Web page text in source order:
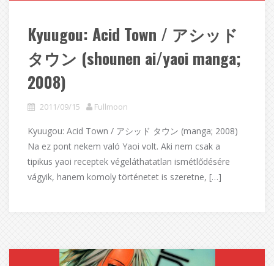
Kyuugou: Acid Town / アシッド
タウン (shounen ai/yaoi manga;
2008)
2011/09/15 Fullmoon
Kyuugou: Acid Town / アシッド タウン (manga; 2008)
Na ez pont nekem való Yaoi volt. Aki nem csak a
tipikus yaoi receptek végeláthatatlan ismétlődésére
vágyik, hanem komoly történetet is szeretne, […]